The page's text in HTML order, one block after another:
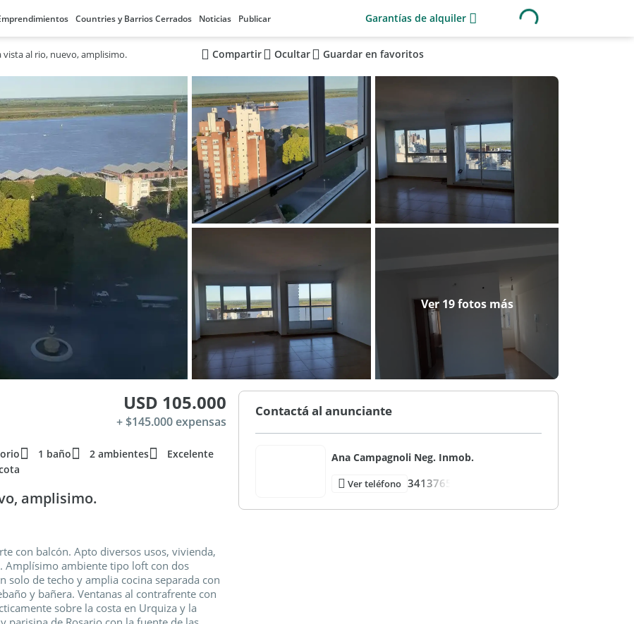
Countries y Barrios Cerrados Noticias Publicar Garantías de alquiler
vista al rio, nuevo, amplisimo. Compartir Ocultar Guardar en favoritos
Ver 19 fotos más
USD 105.000
+ $145.000 expensas
1 baño 2 ambientes
Excelente
amplisimo.
con balcón. Apto diversos usos, vivienda,
ambiente tipo loft con dos
solo de techo y amplia cocina separada con
y bañera. Ventanas al contrafrente con
sobre la costa en Urquiza y la
Contactá al anunciante
Ana Campagnoli Neg. Inmob.
Ver teléfono 3413765